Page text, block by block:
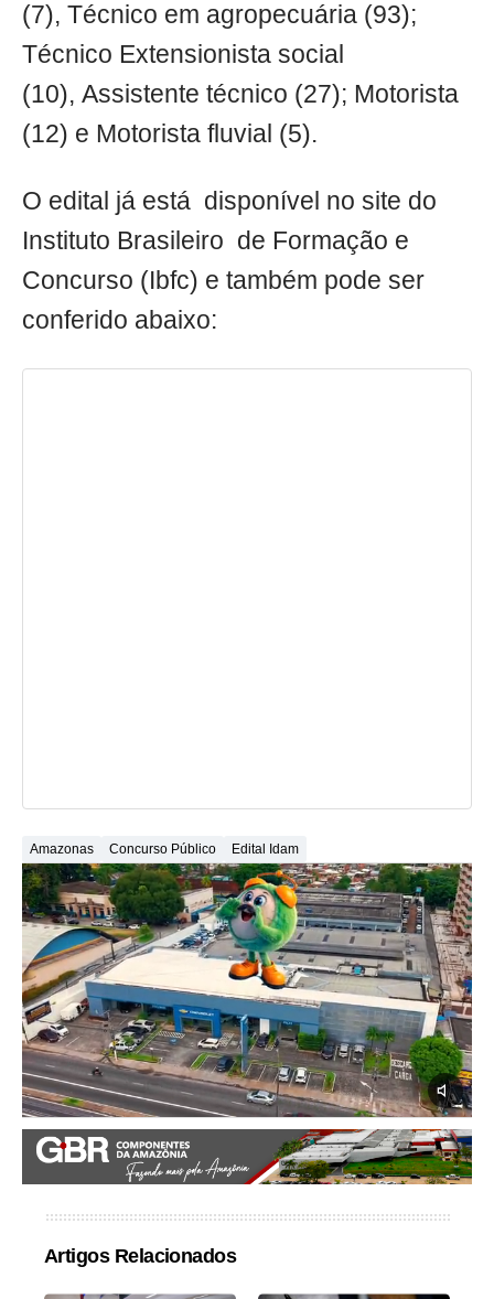
(7), Técnico em agropecuária (93);
Técnico Extensionista social
(10), Assistente técnico (27); Motorista
(12) e Motorista fluvial (5).
O edital já está disponível no site do
Instituto Brasileiro de Formação e
Concurso (Ibfc) e também pode ser
conferido abaixo:
Amazonas Concurso Público Edital Idam
Artigos Relacionados